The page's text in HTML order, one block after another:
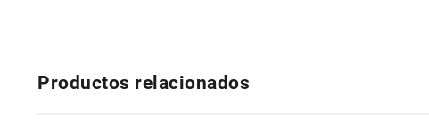
Productos relacionados